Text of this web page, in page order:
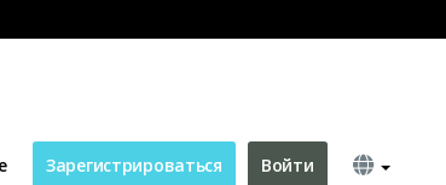
Зарегистрироваться Войти